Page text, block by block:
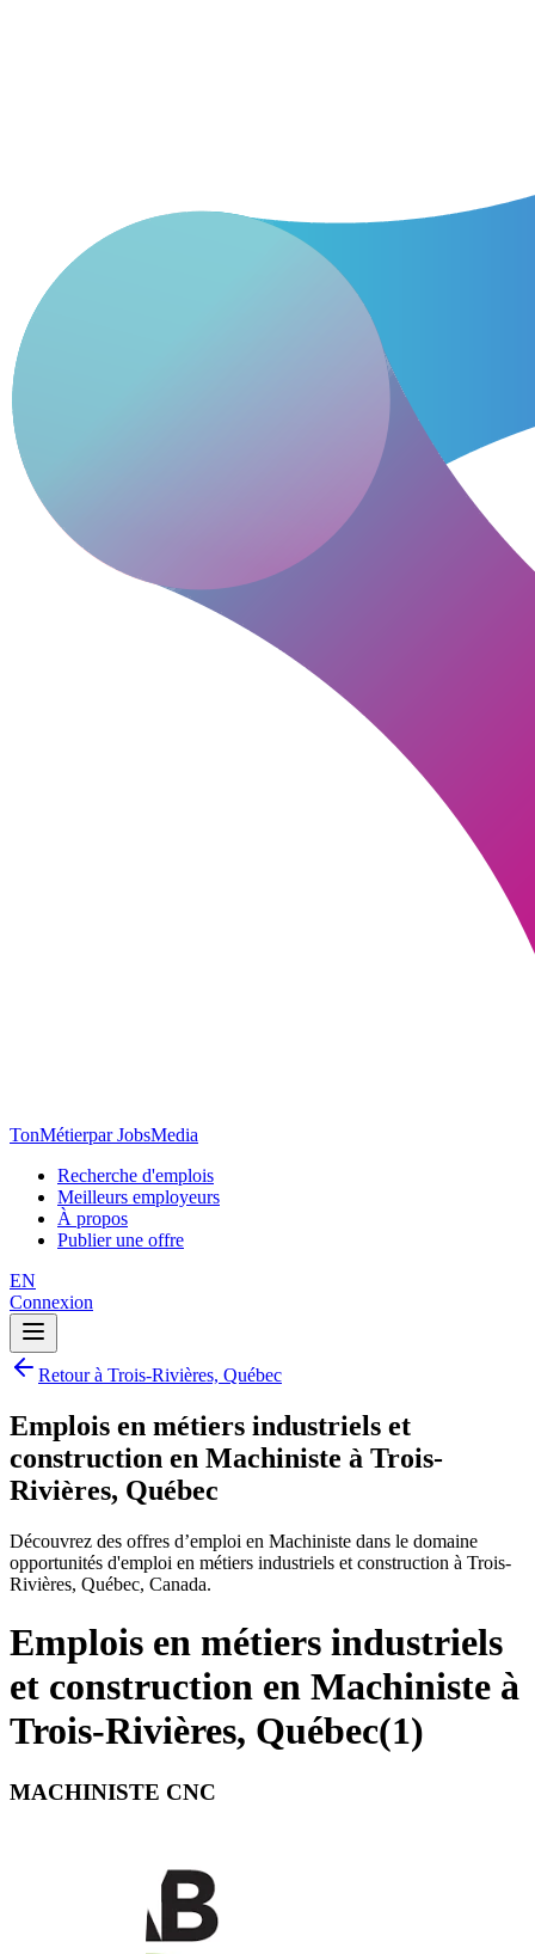
TonMétierpar JobsMedia
Recherche d'emplois
Meilleurs employeurs
À propos
Publier une offre
EN
Connexion
Retour à Trois-Rivières, Québec
Emplois en métiers industriels et
construction en Machiniste à Trois-
Rivières, Québec
Découvrez des offres d’emploi en Machiniste dans le domaine
opportunités d'emploi en métiers industriels et construction à Trois-
Rivières, Québec, Canada.
Emplois en métiers industriels
et construction en Machiniste à
Trois-Rivières, Québec(1)
MACHINISTE CNC